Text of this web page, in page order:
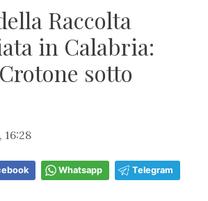
Raccolta
in Calabria:
sotto
16:28
Whatsapp Telegram